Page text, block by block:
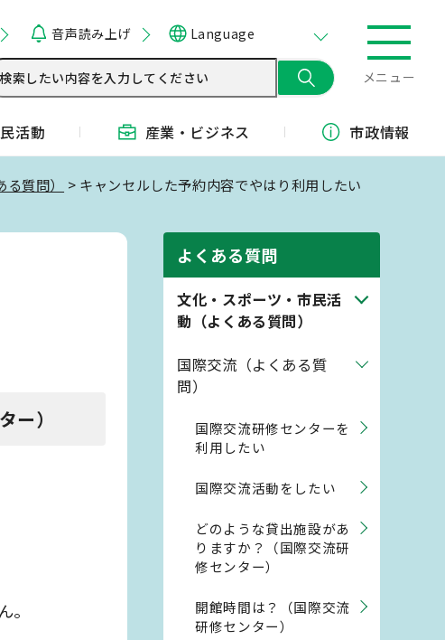
音声読み上げ Language
メニュー
活動 産業・ ビジネス 市政情報
質問）
> キャンセルした予約内容でやはり利用したい
ー）
よくある質問
文化・スポーツ・市民活
動（よくある質問）
国際交流（よくある質
問）
国際交流研修センターを
利用したい
国際交流活動をしたい
どのような貸出施設があ
りますか？（国際交流研
修センター）
開館時間は？（国際交流
研修センター）